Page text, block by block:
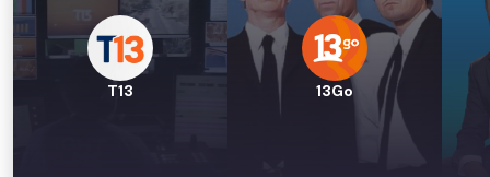
T13 13Go